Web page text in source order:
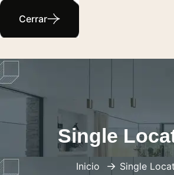
Cerrar
Single
Inicio Single